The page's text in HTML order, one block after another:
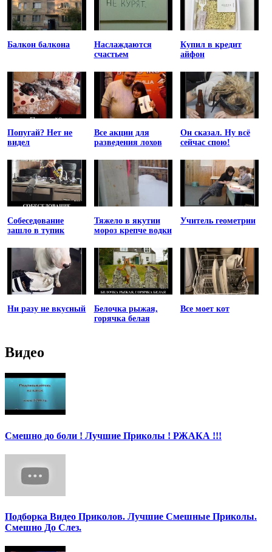
Балкон балкона
Наслаждаются
счастьем
Купил в кредит
айфон
Попугай? Нет не
видел
Все акции для
разведения лохов
Он сказал. Ну всё
сейчас спою!
Собеседование
зашло в тупик
Тяжело в якутии
мороз крепче водки
Учитель геометрии
Ни разу не вкусный
Белочка рыжая,
горячка белая
Все моет кот
Видео
Смешно до боли ! Лучшие Приколы ! РЖАКА !!!
Подборка Видео Приколов. Лучшие Смешные Приколы.
Смешно До Слез.